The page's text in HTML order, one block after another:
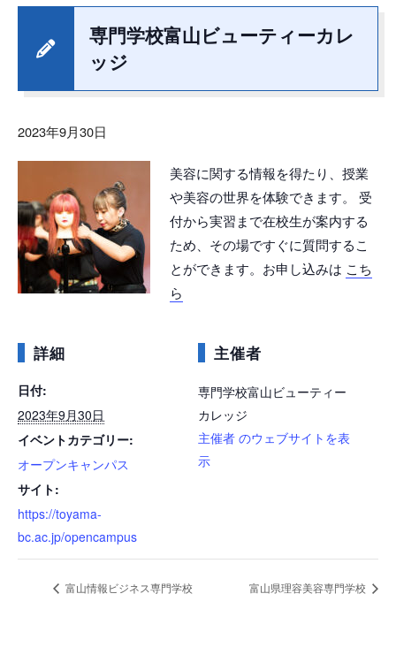
専門学校富山ビューティーカレ
ッジ
2023年9月30日
美容に関する情報を得たり、授業
や美容の世界を体験できます。 受
付から実習まで在校生が案内する
ため、その場ですぐに質問するこ
とができます。お申し込みは こち
ら
詳細
日付:
2023年9月30日
イベントカテゴリー:
オープンキャンパス
サイト:
https://toyama-
bc.ac.jp/opencampus
主催者
専門学校富山ビューティー
カレッジ
主催者 のウェブサイトを表
示
富山情報ビジネス専門学校 富山県理容美容専門学校